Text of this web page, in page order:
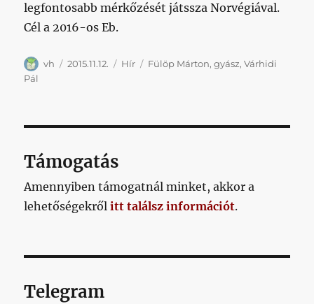
legfontosabb mérkőzését játssza Norvégiával.
Cél a 2016-os Eb.
Szerző
vh Közzétéve
2015.11.12. Kategória
Hír Címke
Fülöp Márton,gyász,Várhidi
Pál
Támogatás
Amennyiben támogatnál minket, akkor a
lehetőségekrőlitt találsz információt.
Telegram